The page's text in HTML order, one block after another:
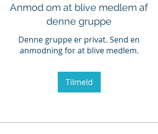
Anmod om at blive medlem af
denne gruppe
Denne gruppe er privat. Send en
anmodning for at blive medlem.
Tilmeld